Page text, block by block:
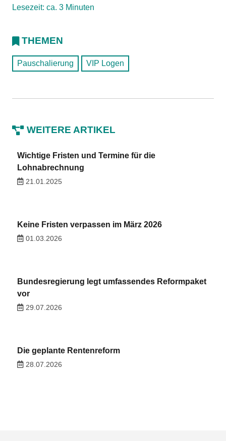
Lesezeit: ca. 3 Minuten
THEMEN
Pauschalierung VIP Logen
WEITERE ARTIKEL
Wichtige Fristen und Termine für die
Lohnabrechnung
21.01.2025
Keine Fristen verpassen im März 2026
01.03.2026
Bundesregierung legt umfassendes Reformpaket
vor
29.07.2026
Die geplante Rentenreform
28.07.2026